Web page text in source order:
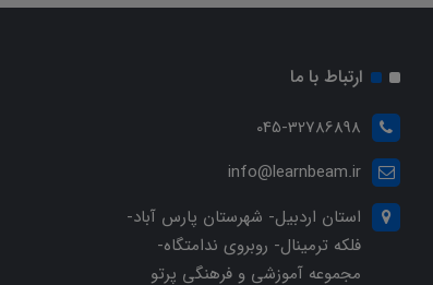
ارتباط با ما
045-32786898
info@learnbeam.ir
استان اردبیل- شهرستان پارس آباد-
فلکه ترمینال- روبروی ندامتگاه-
مجموعه آموزشی و فرهنگی پرتو